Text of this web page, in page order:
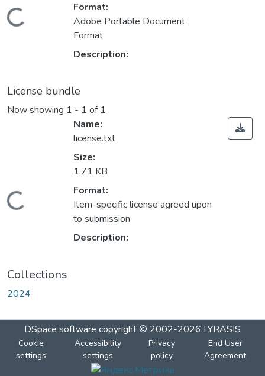
Loading...
Format:
Adobe Portable Document
Format
Description:
License bundle
Now showing 1 - 1 of 1
Loading...
Name:
license.txt
Size:
1.71 KB
Format:
Item-specific license agreed upon
to submission
Description:
Collections
2024
DSpace software copyright © 2002-2026 LYRASIS
Cookie
settings
Accessibility
settings
Privacy
policy
End User
Agreement